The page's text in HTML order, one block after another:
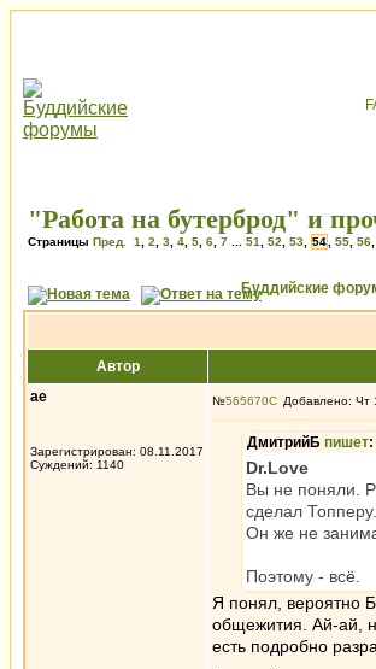
"Работа на бутерброд" и
Страницы Пред. 1 2 3 4 5 6 7 51 52 53 54 55 56
Буддийские
Автор
ae
Зарегистрирован: 08.11.2017
Суждений: 1140
№565670 Добавлено: Чт
ДмитрийБ пишет:
Dr.Love
Вы не поняли.
сделал
Он же не
Поэтому - всё.
Я понял, вероятно
общежития. Ай-ай,
есть подробно